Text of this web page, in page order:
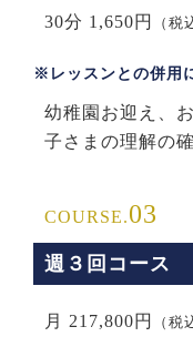
30分 1,650円 （税
※レッスンとの併用
幼稚園お迎え、
子さまの理解の
COURSE.03
週３回コース
月 217,800円 （税